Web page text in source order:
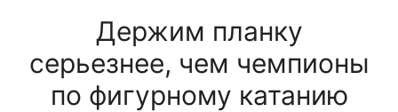
Держим планку
серьезнее, чем чемпионы
по фигурному катанию